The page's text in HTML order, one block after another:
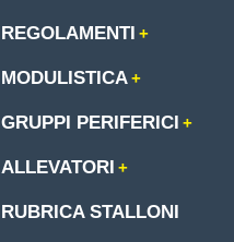
REGOLAMENTI
MODULISTICA
GRUPPI PERIFERICI
ALLEVATORI
RUBRICA STALLONI